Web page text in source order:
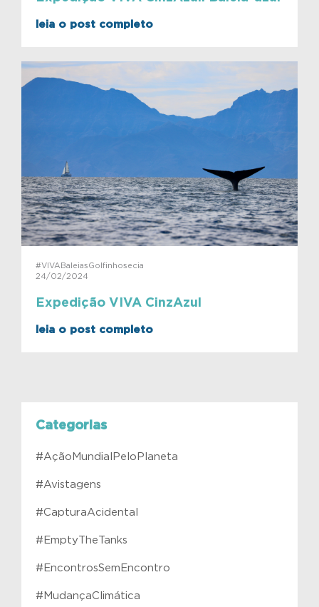
leia o post completo
#VIVABaleiasGolfinhosecia
24/02/2024
Expedição VIVA CinzAzul
leia o post completo
Categorias
#AçãoMundialPeloPlaneta
#Avistagens
#CapturaAcidental
#EmptyTheTanks
#EncontrosSemEncontro
#MudançaClimática